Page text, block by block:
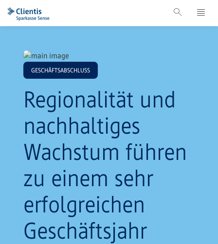
GESCHÄFTSABSCHLUSS
Regionalität und
nachhaltiges
Wachstum führen
zu einem sehr
erfolgreichen
Geschäftsjahr